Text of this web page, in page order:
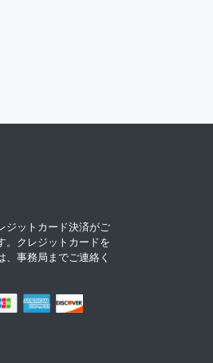
ジットカード決済がご
。クレジットカードを
、事務局までご連絡く